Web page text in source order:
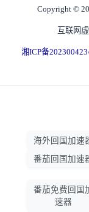
Copyright ©
互联网
湘ICP备
海外回国加速
番茄回国加速
番茄免费回国
速器